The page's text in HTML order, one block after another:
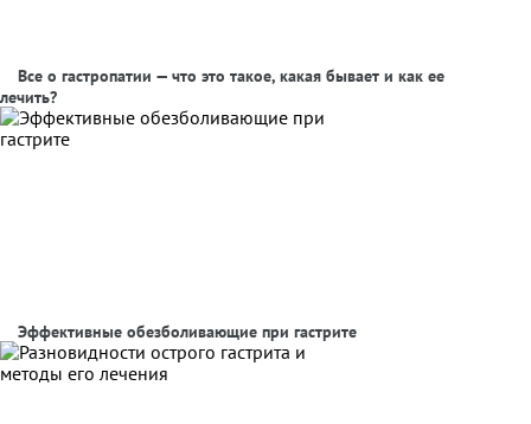
Все о гастропатии — что это такое, какая бывает и как ее
лечить?
Эффективные обезболивающие при гастрите